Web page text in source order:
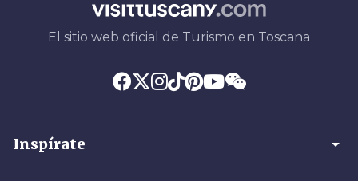
El sitio web oficial de Turismo en Toscana
Inspírate arrow_drop_down